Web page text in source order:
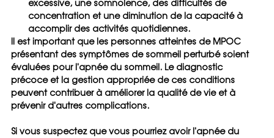
excessive, une somnolence, des difficultés de
concentration et une diminution de la capacité à
accomplir des activités quotidiennes.
Il est important que les personnes atteintes de MPOC
présentant des symptômes de sommeil perturbé soient
évaluées pour l'apnée du sommeil. Le diagnostic
précoce et la gestion appropriée de ces conditions
peuvent contribuer à améliorer la qualité de vie et à
prévenir d'autres complications.
Si vous suspectez que vous pourriez avoir l'apnée du